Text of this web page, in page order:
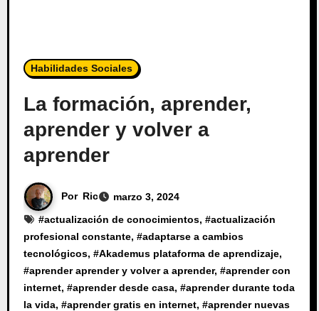
Habilidades Sociales
La formación, aprender,
aprender y volver a
aprender
Por Ric
marzo 3, 2024
#actualización de conocimientos, #actualización
profesional constante, #adaptarse a cambios
tecnológicos, #Akademus plataforma de aprendizaje,
#aprender aprender y volver a aprender, #aprender con
internet, #aprender desde casa, #aprender durante toda
la vida, #aprender gratis en internet, #aprender nuevas